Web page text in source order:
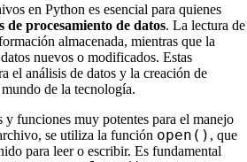
en Python es esencial para quienes
de procesamiento de datos. La lectura de
almacenada, mientras que la
nuevos o modificados. Estas
el análisis de datos y la creación de
de la tecnología.
y funciones muy potentes para el manejo
se utiliza la función open() , que
para leer o escribir. Es fundamental